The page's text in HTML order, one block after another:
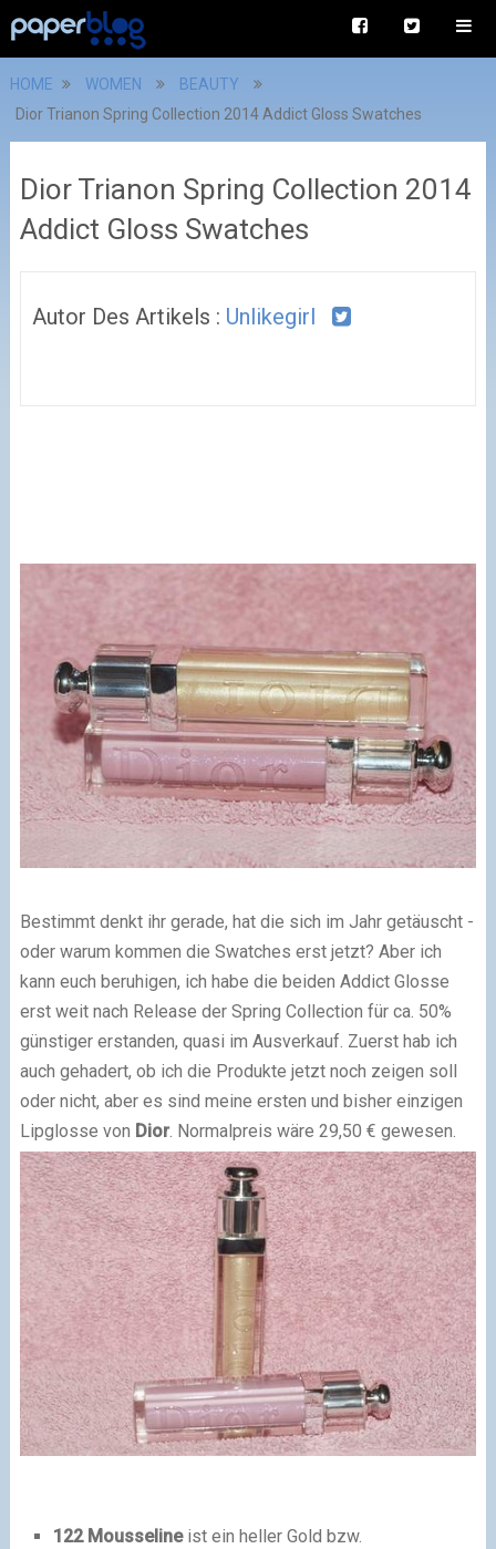
HOME WOMEN
BEAUTY
Dior Trianon Spring Collection 2014 Addict Gloss Swatches
Dior Trianon Spring Collection 2014
Addict Gloss Swatches
Autor Des Artikels : Unlikegirl
Bestimmt denkt ihr gerade, hat die sich im Jahr getäuscht -
oder warum kommen die Swatches erst jetzt? Aber ich
kann euch beruhigen, ich habe die beiden Addict Glosse
erst weit nach Release der Spring Collection für ca. 50%
günstiger erstanden, quasi im Ausverkauf. Zuerst hab ich
auch gehadert, ob ich die Produkte jetzt noch zeigen soll
oder nicht, aber es sind meine ersten und bisher einzigen
Lipglosse von Dior. Normalpreis wäre 29,50 € gewesen.
122 Mousseline ist ein heller Gold bzw.